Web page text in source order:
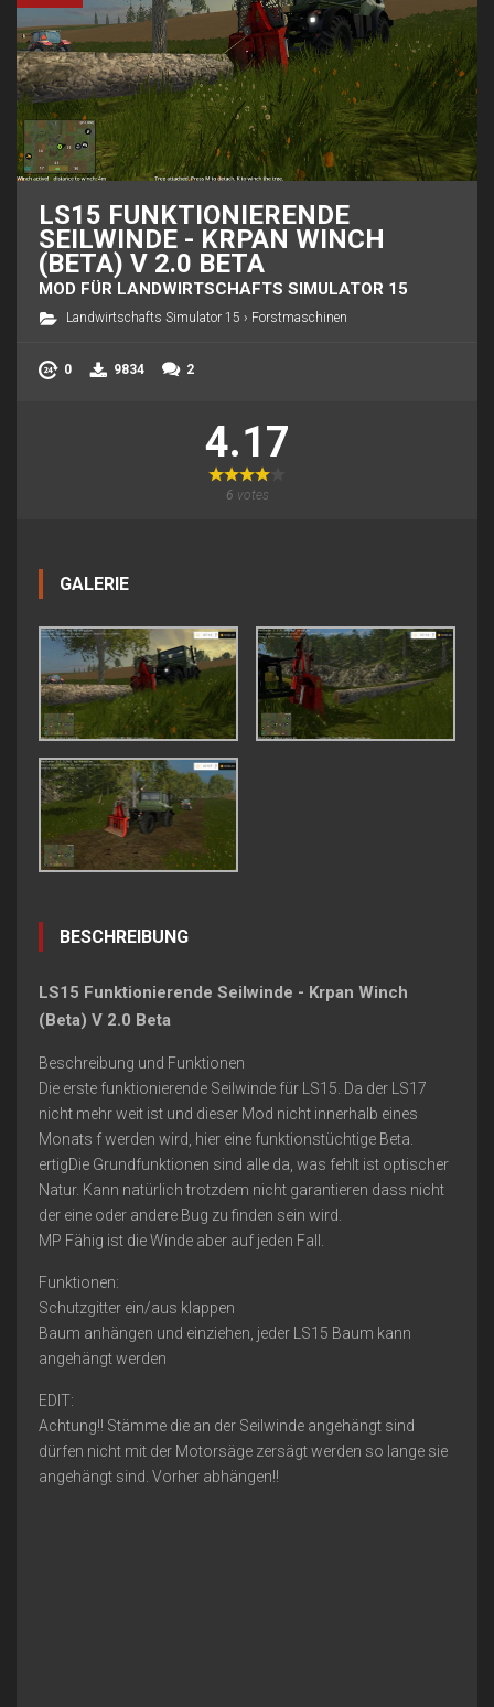
LS15 FUNKTIONIERENDE
SEILWINDE - KRPAN WINCH
(BETA) V 2.0 BETA
MOD FÜR LANDWIRTSCHAFTS SIMULATOR 15
Landwirtschafts Simulator 15 › Forstmaschinen
0 9834 2
4.17
6 votes
GALERIE
BESCHREIBUNG
LS15 Funktionierende Seilwinde - Krpan Winch
(Beta) V 2.0 Beta
Beschreibung und Funktionen
Die erste funktionierende Seilwinde für LS15. Da der LS17
nicht mehr weit ist und dieser Mod nicht innerhalb eines
Monats f werden wird, hier eine funktionstüchtige Beta.
ertigDie Grundfunktionen sind alle da, was fehlt ist optischer
Natur. Kann natürlich trotzdem nicht garantieren dass nicht
der eine oder andere Bug zu finden sein wird.
MP Fähig ist die Winde aber auf jeden Fall.
Funktionen:
Schutzgitter ein/aus klappen
Baum anhängen und einziehen, jeder LS15 Baum kann
angehängt werden
EDIT:
Achtung!! Stämme die an der Seilwinde angehängt sind
dürfen nicht mit der Motorsäge zersägt werden so lange sie
angehängt sind. Vorher abhängen!!